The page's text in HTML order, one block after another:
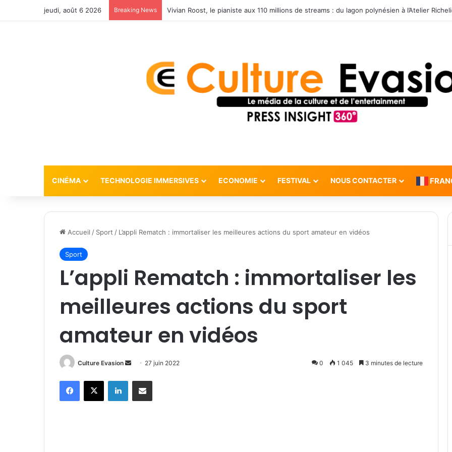
jeudi, août 6 2026 Breaking News
CINÉMA TECHNOLOGIE IMMERSIVES ECONOMIE FESTIVAL NOUS CONTACTER
Accueil / Sport / L’appli Rematch : immortaliser les meilleures actions du sport amateur en vidéos
Sport
L’appli Rematch : immortaliser les
meilleures actions du sport
amateur en vidéos
Culture Evasion
o
27 juin 2022 0 1 045 3 minutes de lecture